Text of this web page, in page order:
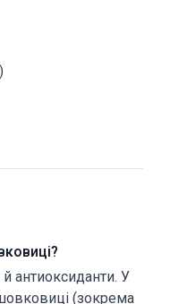
антиоксиданти. У
(зокрема